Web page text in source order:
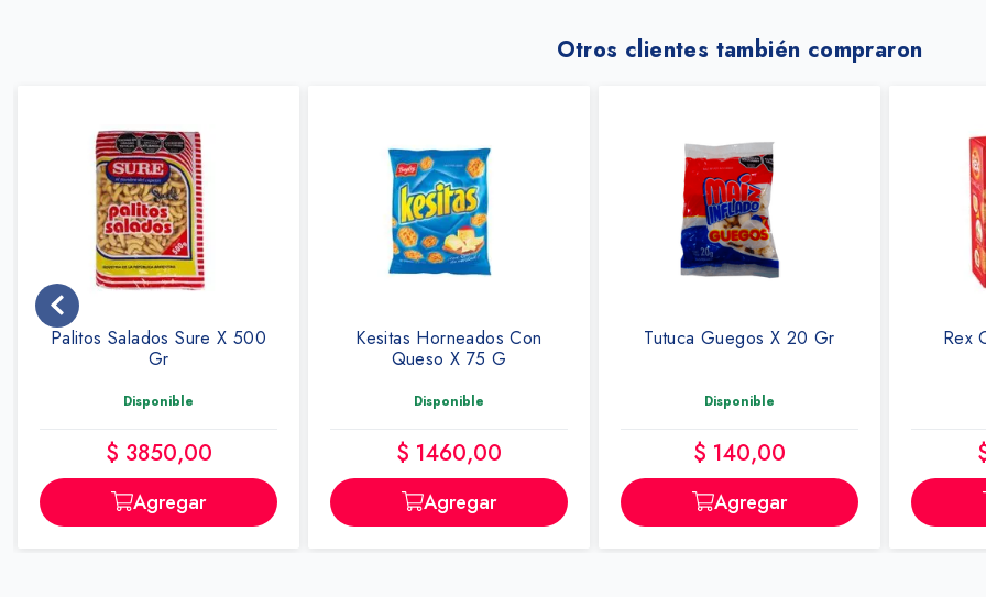
Otros clientes también compraron
Palitos Salados Sure X 500
Gr
Disponible
$ 3850,00
Agregar
Kesitas Horneados Con
Queso X 75 G
Disponible
$ 1460,00
Agregar
Tutuca Guegos X 20 Gr
Disponible
$ 140,00
Agregar
Rex